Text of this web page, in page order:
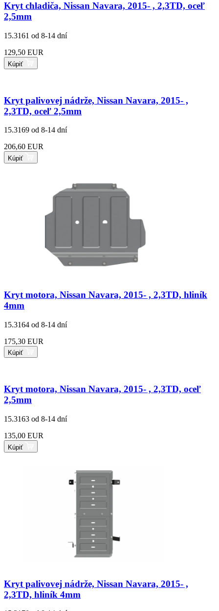
Kryt chladiča, Nissan Navara, 2015- , 2,3TD, oceľ
2,5mm
15.3161 od 8-14 dní
129,50 EUR
Kúpiť
Kryt palivovej nádrže, Nissan Navara, 2015- ,
2,3TD, oceľ 2,5mm
15.3169 od 8-14 dní
206,60 EUR
Kúpiť
Kryt motora, Nissan Navara, 2015- , 2,3TD, hliník
4mm
15.3164 od 8-14 dní
175,30 EUR
Kúpiť
Kryt motora, Nissan Navara, 2015- , 2,3TD, oceľ
2,5mm
15.3163 od 8-14 dní
135,00 EUR
Kúpiť
Kryt palivovej nádrže, Nissan Navara, 2015- ,
2,3TD, hliník 4mm